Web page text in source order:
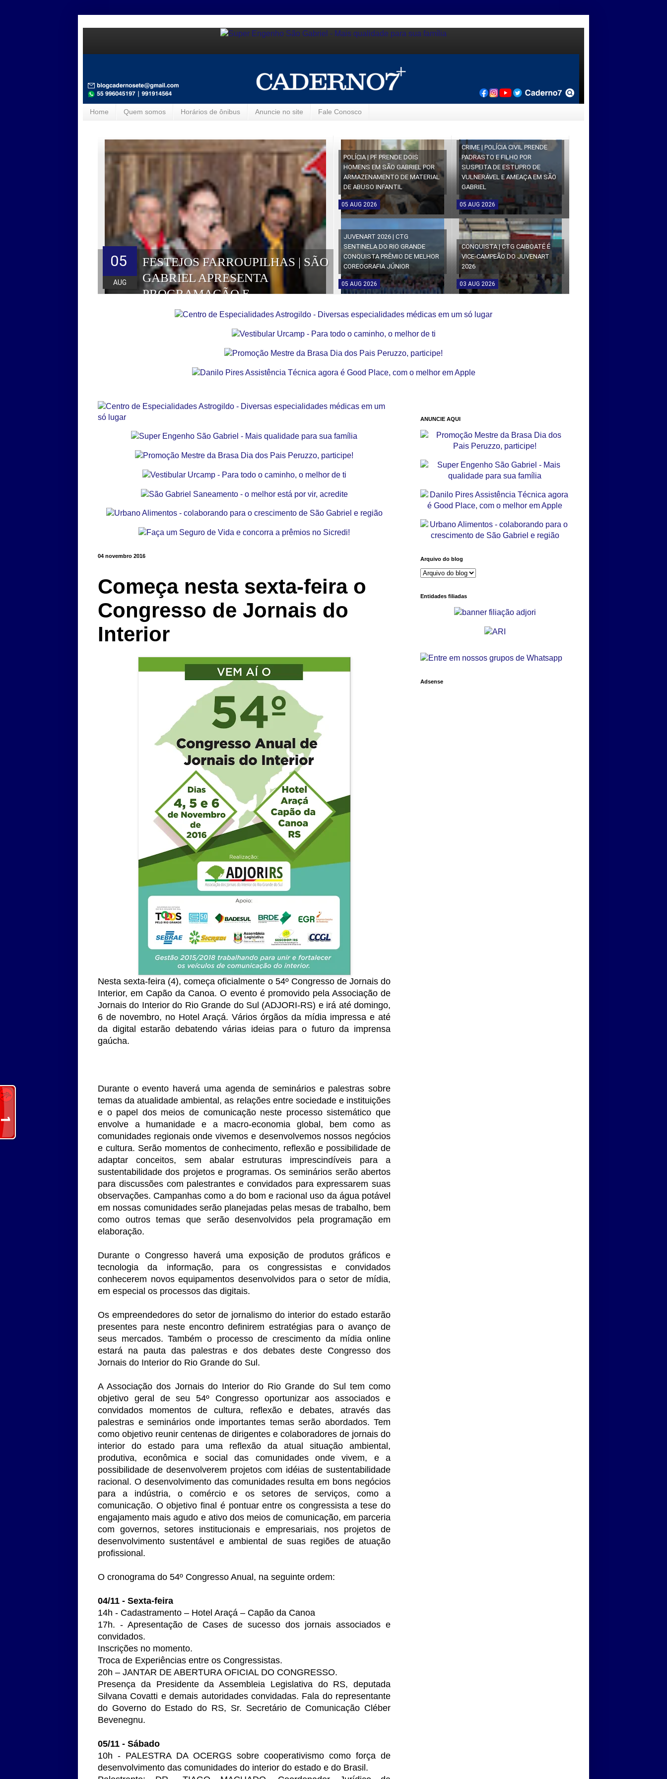
Home Quem somos Horários de ônibus Anuncie no site Fale Conosco
FESTEJOS FARROUPILHAS | SÃO
GABRIEL APRESENTA
PROGRAMAÇÃO E
HOMENAGEADOS DA EDIÇÃO
05
AUG
POLÍCIA | PF PRENDE DOIS
HOMENS EM SÃO GABRIEL POR
ARMAZENAMENTO DE MATERIAL
DE ABUSO INFANTIL
05 AUG 2026
CRIME | POLÍCIA CIVIL PRENDE
PADRASTO E FILHO POR
SUSPEITA DE ESTUPRO DE
VULNERÁVEL E AMEAÇA EM SÃO
GABRIEL
05 AUG 2026
JUVENART 2026 | CTG
SENTINELA DO RIO GRANDE
CONQUISTA PRÊMIO DE MELHOR
COREOGRAFIA JÚNIOR
05 AUG 2026
CONQUISTA | CTG CAIBOATÉ É
VICE-CAMPEÃO DO JUVENART
2026
03 AUG 2026
04 novembro 2016
Começa nesta sexta-feira o
Congresso de Jornais do
Interior
Nesta sexta-feira (4), começa oficialmente o 54º Congresso de Jornais do
Interior, em Capão da Canoa. O evento é promovido pela Associação de
Jornais do Interior do Rio Grande do Sul (ADJORI-RS) e irá até domingo,
6 de novembro, no Hotel Araçá. Vários órgãos da mídia impressa e até
da digital estarão debatendo várias ideias para o futuro da imprensa
gaúcha.
Durante o evento haverá uma agenda de seminários e palestras sobre
temas da atualidade ambiental, as relações entre sociedade e instituições
e o papel dos meios de comunicação neste processo sistemático que
envolve a humanidade e a macro-economia global, bem como as
comunidades regionais onde vivemos e desenvolvemos nossos negócios
e cultura. Serão momentos de conhecimento, reflexão e possibilidade de
adaptar conceitos, sem abalar estruturas imprescindíveis para a
sustentabilidade dos projetos e programas. Os seminários serão abertos
para discussões com palestrantes e convidados para expressarem suas
observações. Campanhas como a do bom e racional uso da água potável
em nossas comunidades serão planejadas pelas mesas de trabalho, bem
como outros temas que serão desenvolvidos pela programação em
elaboração.
Durante o Congresso haverá uma exposição de produtos gráficos e
tecnologia da informação, para os congressistas e convidados
conhecerem novos equipamentos desenvolvidos para o setor de mídia,
em especial os processos das digitais.
Os empreendedores do setor de jornalismo do interior do estado estarão
presentes para neste encontro definirem estratégias para o avanço de
seus mercados. Também o processo de crescimento da mídia online
estará na pauta das palestras e dos debates deste Congresso dos
Jornais do Interior do Rio Grande do Sul.
A Associação dos Jornais do Interior do Rio Grande do Sul tem como
objetivo geral de seu 54º Congresso oportunizar aos associados e
convidados momentos de cultura, reflexão e debates, através das
palestras e seminários onde importantes temas serão abordados. Tem
como objetivo reunir centenas de dirigentes e colaboradores de jornais do
interior do estado para uma reflexão da atual situação ambiental,
produtiva, econômica e social das comunidades onde vivem, e a
possibilidade de desenvolverem projetos com idéias de sustentabilidade
racional. O desenvolvimento das comunidades resulta em bons negócios
para a indústria, o comércio e os setores de serviços, como a
comunicação. O objetivo final é pontuar entre os congressista a tese do
engajamento mais agudo e ativo dos meios de comunicação, em parceria
com governos, setores institucionais e empresariais, nos projetos de
desenvolvimento sustentável e ambiental de suas regiões de atuação
profissional.
O cronograma do 54º Congresso Anual, na seguinte ordem:
04/11 - Sexta-feira
14h - Cadastramento – Hotel Araçá – Capão da Canoa
17h. - Apresentação de Cases de sucesso dos jornais associados e
convidados.
Inscrições no momento.
Troca de Experiências entre os Congressistas.
20h – JANTAR DE ABERTURA OFICIAL DO CONGRESSO.
Presença da Presidente da Assembleia Legislativa do RS, deputada
Silvana Covatti e demais autoridades convidadas. Fala do representante
do Governo do Estado do RS, Sr. Secretário de Comunicação Cléber
Bevenegnu.
05/11 - Sábado
10h - PALESTRA DA OCERGS sobre cooperativismo como força de
desenvolvimento das comunidades do interior do estado e do Brasil.
ANUNCIE AQUI
Arquivo do blog
Entidades filiadas
Adsense